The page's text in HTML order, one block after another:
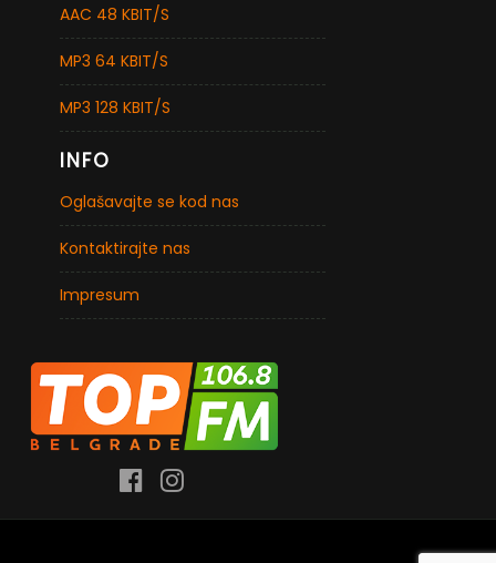
AAC 48 KBIT/S
MP3 64 KBIT/S
MP3 128 KBIT/S
INFO
Oglašavajte se kod nas
Kontaktirajte nas
Impresum